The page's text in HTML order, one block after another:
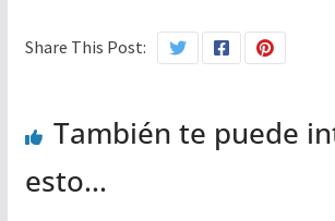
Share This Post:
También te puede
esto...